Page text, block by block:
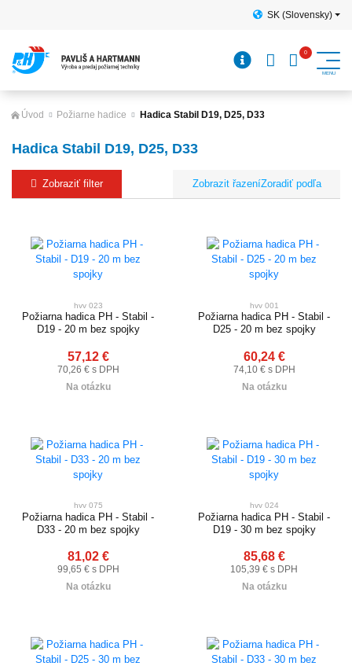
SK (Slovensky)
Úvod Požiarne hadice Hadica Stabil D19, D25, D33
Hadica Stabil D19, D25, D33
Zobraziť filter Zoradiť podľa
hvv 023
Požiarna hadica PH - Stabil -
D19 - 20 m bez spojky
57,12 €
70,26 € s DPH
Na otázku
hvv 001
Požiarna hadica PH - Stabil -
D25 - 20 m bez spojky
60,24 €
74,10 € s DPH
Na otázku
hvv 075
Požiarna hadica PH - Stabil -
D33 - 20 m bez spojky
81,02 €
99,65 € s DPH
Na otázku
hvv 024
Požiarna hadica PH - Stabil -
D19 - 30 m bez spojky
85,68 €
105,39 € s DPH
Na otázku